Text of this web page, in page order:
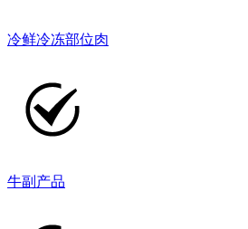
冷鲜冷冻部位肉
牛副产品